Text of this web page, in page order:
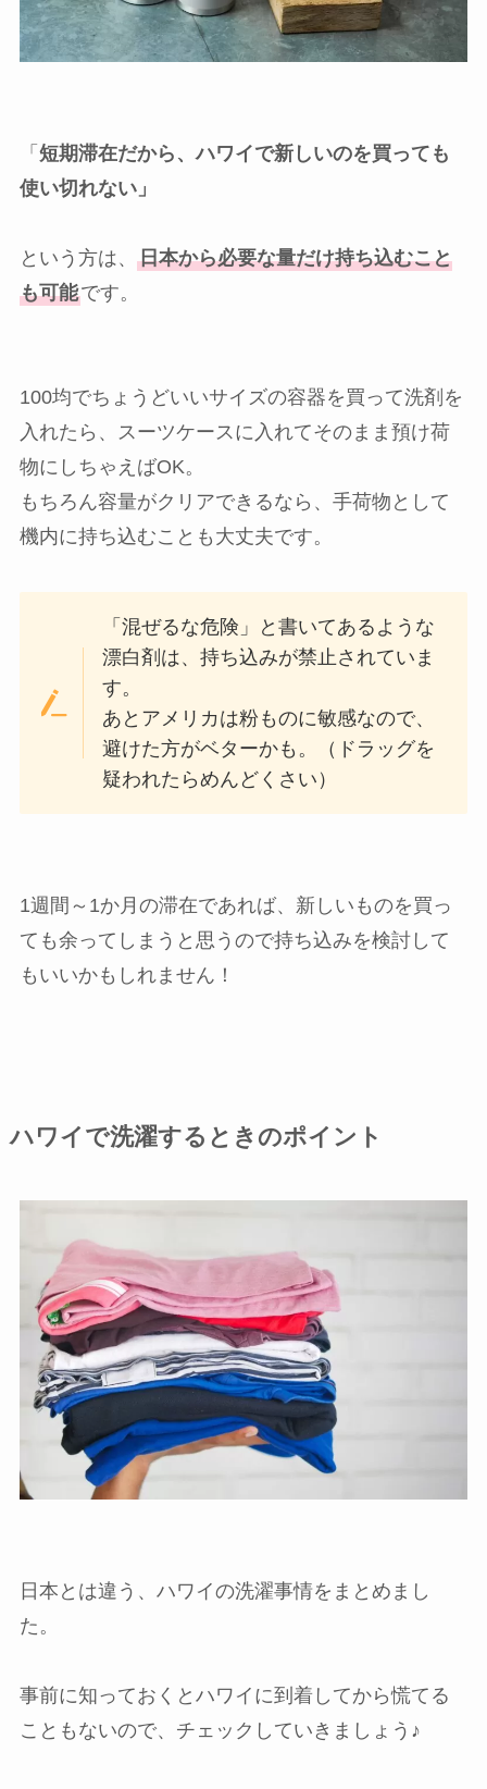
「 短期滞在だから、ハワイで新しいのを買っても
使い切れない」
という方は、 日本から必要な量だけ持ち込むこと
も可能です。
100均でちょうどいいサイズの容器を買って洗剤を
入れたら、スーツケースに入れてそのまま預け荷
物にしちゃえばOK。
もちろん容量がクリアできるなら、手荷物として
機内に持ち込むことも大丈夫です。
「混ぜるな危険」と書いてあるような
漂白剤は、持ち込みが禁止されていま
す。
あとアメリカは粉ものに敏感なので、
避けた方がベターかも。（ドラッグを
疑われたらめんどくさい）
1週間～1か月の滞在であれば、新しいものを買っ
ても余ってしまうと思うので持ち込みを検討して
もいいかもしれません！
ハワイで洗濯するときのポイント
日本とは違う、ハワイの洗濯事情をまとめまし
た。
事前に知っておくとハワイに到着してから慌てる
こともないので、チェックしていきましょう♪